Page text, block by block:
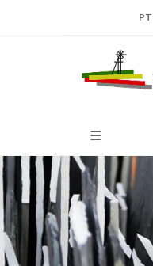
PT